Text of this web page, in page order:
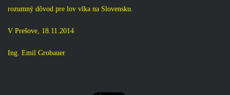
rozumný dôvod pre lov vlka na Slovensku.
V Prešove, 18.11.2014
Ing. Emil Grobauer